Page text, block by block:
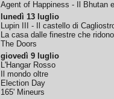
Agent of Happiness - Il Bhutan
lunedì 13 luglio
Lupin III - Il castello di
La casa dalle finestre che ridono
The Doors
giovedì 9 luglio
L'Hangar Rosso
Il mondo oltre
Election Day
165' Mineurs